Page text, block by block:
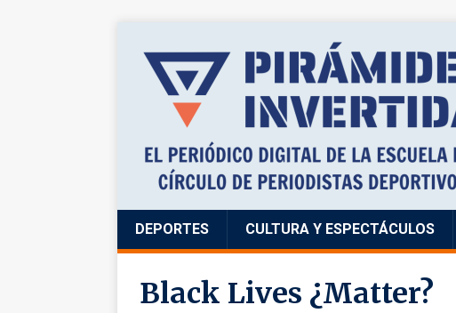
DEPORTES CULTURA Y ESPECTÁCULOS
Black Lives ¿Matter?